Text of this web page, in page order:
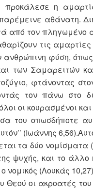
η
αθάνατη.
από τον
τις
ανθρώπινη φύση,
των Σαμαρειτών
φτάνοντας
τον πάνω στο
οι κουρασμένοι
του οπωσδήποτε
(Ιωάννης
τα δύο
ψυχής, και το
νομικός (Λουκάς
Θεού οι ακροατές